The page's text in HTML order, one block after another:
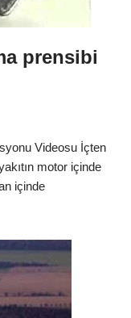
prensibi
Videosu İçten
motor içinde
içinde